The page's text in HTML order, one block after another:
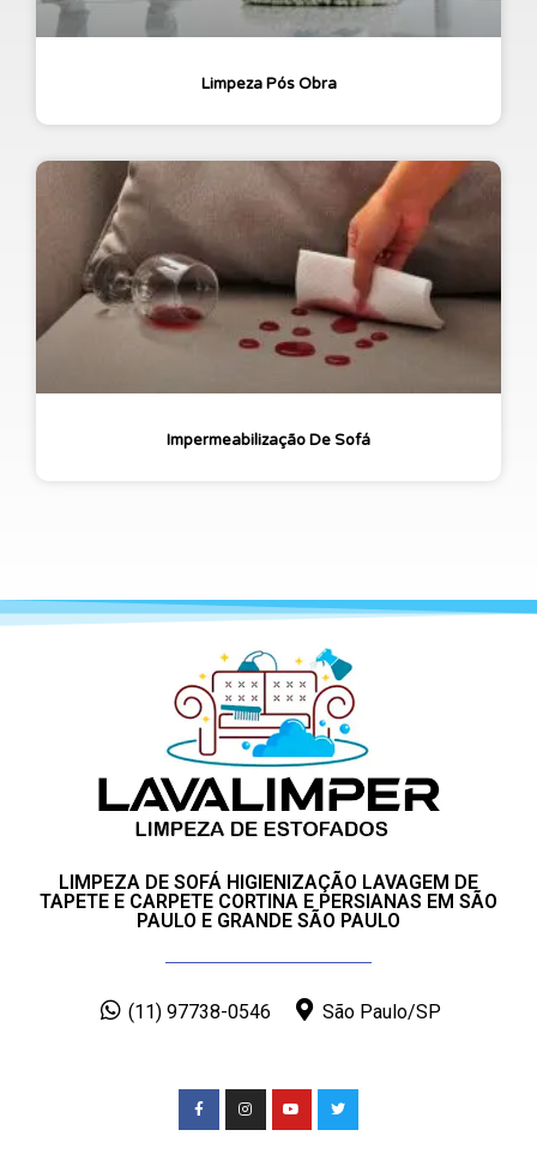
Limpeza Pós Obra
Impermeabilização De Sofá
LIMPEZA DE SOFÁ HIGIENIZAÇÃO LAVAGEM DE
TAPETE E CARPETE CORTINA E PERSIANAS EM SÃO
PAULO E GRANDE SÃO PAULO
(11) 97738-0546 São Paulo/SP